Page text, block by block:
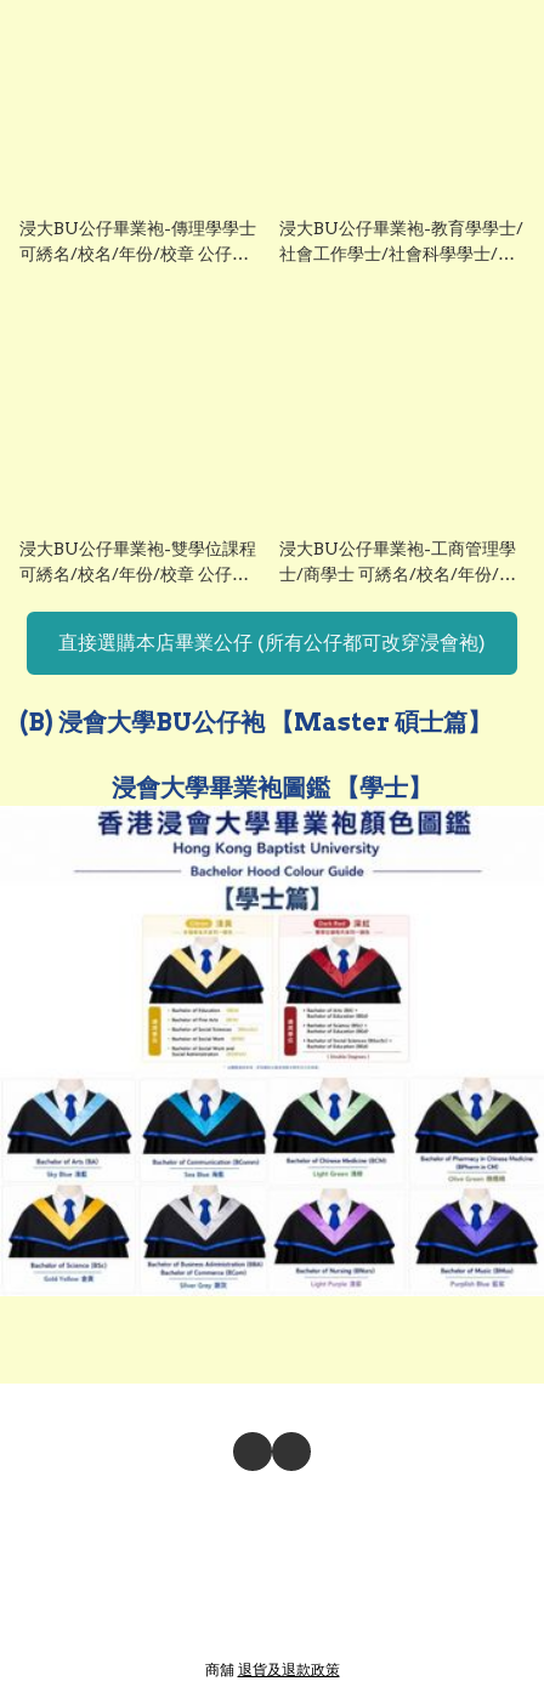
浸大BU公仔畢業袍-傳理學學士
可綉名/校名/年份/校章 公仔畢
浸大BU公仔畢業袍-教育學學士/
社會工作學士/社會科學學士/藝
浸大BU公仔畢業袍-雙學位課程
可綉名/校名/年份/校章 公仔畢
浸大BU公仔畢業袍-工商管理學
士/商學士 可綉名/校名/年份/校
直接選購本店畢業公仔 (所有公仔都可改穿浸會袍)
(B) 浸會大學BU公仔袍 【Master 碩士篇】
浸會大學畢業袍圖鑑 【學士】
商舖 退貨及退款政策